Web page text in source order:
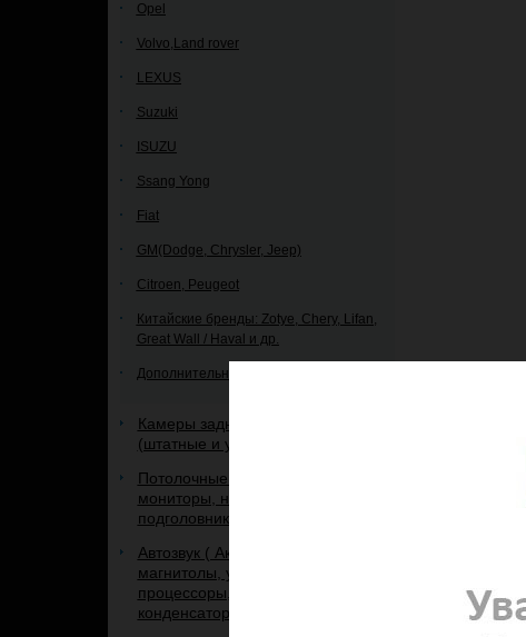
Opel
Volvo,Land rover
LEXUS
Suzuki
ISUZU
Ssang Yong
Fiat
GM(Dodge, Chrysler, Jeep)
Citroen, Peugeot
Китайские бренды: Zotye, Chery, Lifan,
Great Wall / Haval и др.
Дополнительное оборудование
Камеры заднего и переднего вида
(штатные и универсальные)
Потолочные мониторы и
мониторы, на панель и
подголовник.
Автозвук ( Акустика, сабвуферы,
магнитолы, усилители,
процессоры, кабель,
конденсаторы, рамки, и др.)